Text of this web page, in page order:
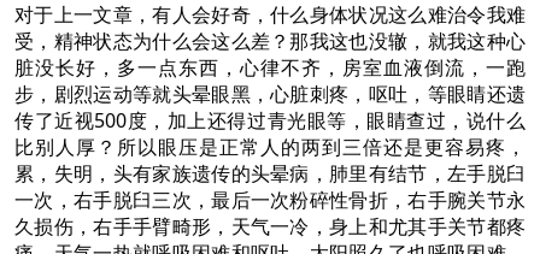
对于上一文章，有人会好奇，什么身体状况这么难治令我难
受，精神状态为什么会这么差？那我这也没辙，就我这种心
脏没长好，多一点东西，心律不齐，房室血液倒流，一跑
步，剧烈运动等就头晕眼黑，心脏刺疼，呕吐，等眼睛还遗
传了近视500度，加上还得过青光眼等，眼睛查过，说什么
比别人厚？所以眼压是正常人的两到三倍还是更容易疼，
累，失明，头有家族遗传的头晕病，肺里有结节，左手脱臼
一次，右手脱臼三次，最后一次粉碎性骨折，右手腕关节永
久损伤，右手手臂畸形，天气一冷，身上和尤其手关节都疼